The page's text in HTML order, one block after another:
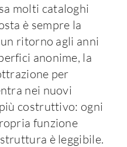
molti cataloghi
è sempre la
ritorno agli anni
anonime, la
per
nei nuovi
costruttivo: ogni
funzione
è leggibile.